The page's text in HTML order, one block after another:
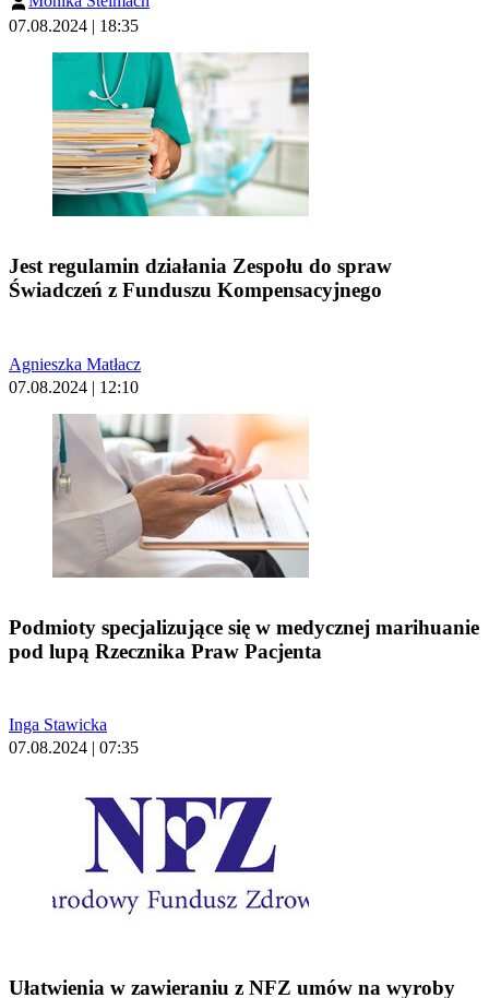
07.08.2024 | 18:35
Jest regulamin działania Zespołu do spraw
Świadczeń z Funduszu Kompensacyjnego
Agnieszka Matłacz
07.08.2024 | 12:10
Podmioty specjalizujące się w medycznej marihuanie
pod lupą Rzecznika Praw Pacjenta
Inga Stawicka
07.08.2024 | 07:35
Ułatwienia w zawieraniu z NFZ umów na wyroby